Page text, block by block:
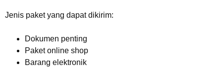
Jenis paket yang dapat dikirim:
Dokumen penting
Paket online shop
Barang elektronik